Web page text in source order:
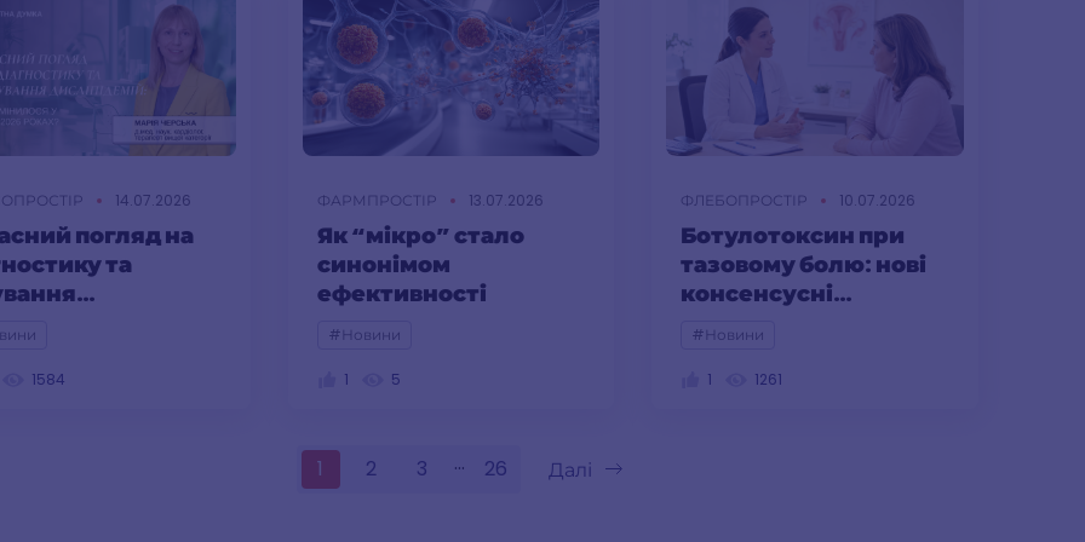
14.07.2026
погляд на
та
що
роках?
1584
ФАРМПРОСТІР 13.07.2026
Як “мікро” стало
синонімом
ефективності
#Новини
1 5
ФЛЕБОПРОСТІР 10.07.2026
Ботулотоксин при
тазовому болю: нові
консенсусні
рекомендації
#Новини
1 1261
1 2 3 ... 26 Далі